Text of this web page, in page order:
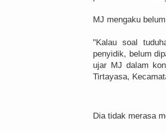
MJ mengaku
"Kalau soal
penyidik, belum
ujar MJ dalam
Tirtayasa,
Dia tidak merasa